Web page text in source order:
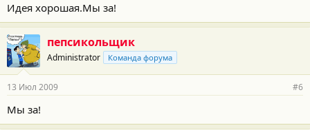
Идея хорошая.Мы за!
пепсикольщик
Administrator Команда форума
13 Июл 2009 #6
Мы за!